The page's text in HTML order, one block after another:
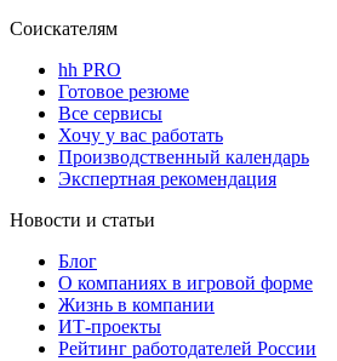
Соискателям
hh PRO
Готовое резюме
Все сервисы
Хочу у вас работать
Производственный календарь
Экспертная рекомендация
Новости и статьи
Блог
О компаниях в игровой форме
Жизнь в компании
ИТ-проекты
Рейтинг работодателей России